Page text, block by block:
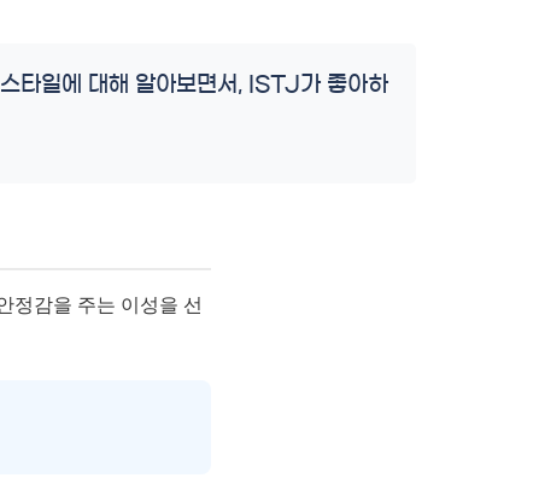
타일에 대해 알아보면서, ISTJ가 좋아하
정감을 주는 이성을 선